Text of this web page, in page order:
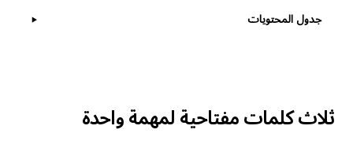
ثلاث كلمات مفتاحية لمهمة واحدة
جدول المحتويات ▶